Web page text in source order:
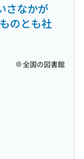
さなかが
のとも社
全国の図書館